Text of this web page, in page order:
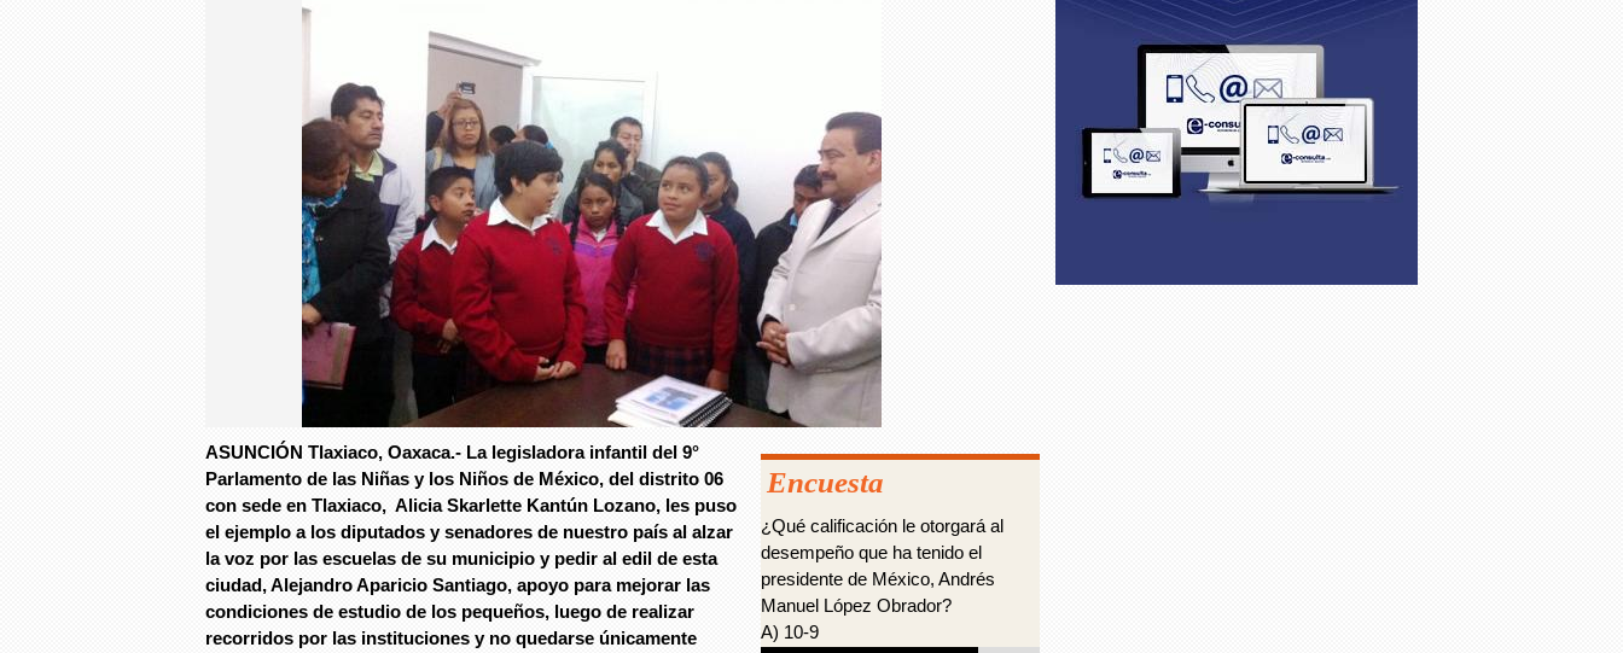
ASUNCIÓN Tlaxiaco, Oaxaca.- La legisladora infantil del 9°
Parlamento de las Niñas y los Niños de México, del distrito 06
con sede en Tlaxiaco, Alicia Skarlette Kantún Lozano, les puso
el ejemplo a los diputados y senadores de nuestro país al alzar
la voz por las escuelas de su municipio y pedir al edil de esta
ciudad, Alejandro Aparicio Santiago, apoyo para mejorar las
condiciones de estudio de los pequeños, luego de realizar
recorridos por las instituciones y no quedarse únicamente
Encuesta
¿Qué calificación le otorgará al
desempeño que ha tenido el
presidente de México, Andrés
Manuel López Obrador?
A) 10-9